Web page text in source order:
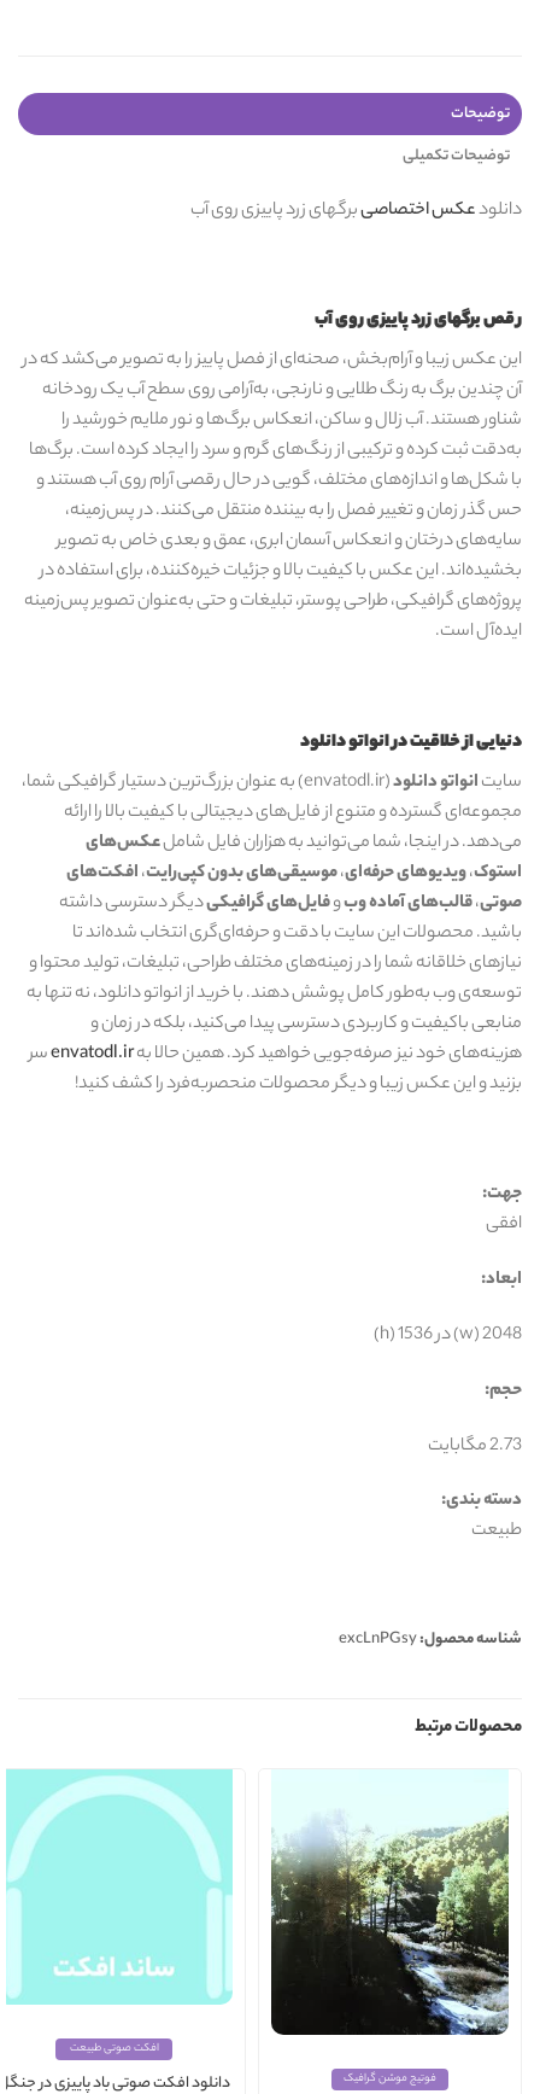
توضیحات
توضیحات تکمیلی
دانلودعکس اختصاصیبرگهای زرد پاییزی روی آب
رقص برگهای زرد پاییزی روی آب
این عکس زیبا و آرام‌بخش، صحنه‌ای از فصل پاییز را به تصویر می‌کشد که در
آن چندین برگ به رنگ طلایی و نارنجی، به‌آرامی روی سطح آب یک رودخانه
شناور هستند. آب زلال و ساکن، انعکاس برگ‌ها و نور ملایم خورشید را
به‌دقت ثبت کرده و ترکیبی از رنگ‌های گرم و سرد را ایجاد کرده است. برگ‌ها
با شکل‌ها و اندازه‌های مختلف، گویی در حال رقصی آرام روی آب هستند و
حس گذر زمان و تغییر فصل را به بیننده منتقل می‌کنند. در پس‌زمینه،
سایه‌های درختان و انعکاس آسمان ابری، عمق و بعدی خاص به تصویر
بخشیده‌اند. این عکس با کیفیت بالا و جزئیات خیره‌کننده، برای استفاده در
پروژه‌های گرافیکی، طراحی پوستر، تبلیغات و حتی به‌عنوان تصویر پس‌زمینه
ایده‌آل است.
دنیایی از خلاقیت در انواتو دانلود
سایتانواتو دانلود
(envatodl.ir) به عنوان بزرگ‌ترین دستیار گرافیکی شما،
مجموعه‌ای گسترده و متنوع از فایل‌های دیجیتالی با کیفیت بالا را ارائه
می‌دهد. در اینجا، شما می‌توانید به هزاران فایل شاملعکس‌های
استوک،ویدیوهای حرفه‌ای،موسیقی‌های بدون کپی‌رایت،افکت‌های
صوتی،قالب‌های آماده وبوفایل‌های گرافیکیدیگر دسترسی داشته
باشید. محصولات این سایت با دقت و حرفه‌ای‌گری انتخاب شده‌اند تا
نیازهای خلاقانه شما را در زمینه‌های مختلف طراحی، تبلیغات، تولید محتوا و
توسعه‌ی وب به‌طور کامل پوشش دهند. با خرید از انواتو دانلود، نه تنها به
منابعی باکیفیت و کاربردی دسترسی پیدا می‌کنید، بلکه در زمان و
هزینه‌های خود نیز صرفه‌جویی خواهید کرد. همین حالا بهenvatodl.irسر
بزنید و این عکس زیبا و دیگر محصولات منحصربه‌فرد را کشف کنید!
جهت:
افقی
ابعاد:
2048 (w) در 1536 (h)
حجم:
2.73 مگابایت
دسته بندی:
طبیعت
شناسه محصول:excLnPGsy
محصولات مرتبط
فوتیج موشن گرافیک
افکت صوتی طبیعت
دانلود افکت صوتی باد پاییزی در